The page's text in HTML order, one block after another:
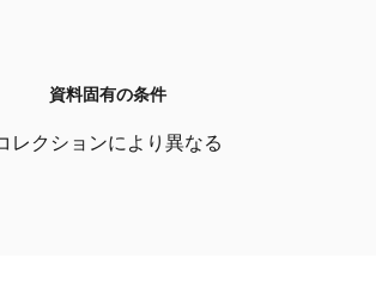
資料固有の条件
レクションにより異なる